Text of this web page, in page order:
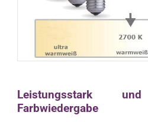
Leistungsstark
Farbwiedergabe